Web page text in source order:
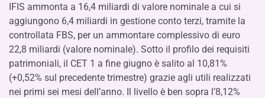
IFIS ammonta a 16,4 miliardi di valore nominale a cui si
aggiungono 6,4 miliardi in gestione conto terzi, tramite la
controllata FBS, per un ammontare complessivo di euro
22,8 miliardi (valore nominale). Sotto il profilo dei requisiti
patrimoniali, il CET 1 a fine giugno è salito al 10,81%
(+0,52% sul precedente trimestre) grazie agli utili realizzati
nei primi sei mesi dell’anno. Il livello è ben sopra l’8,12%